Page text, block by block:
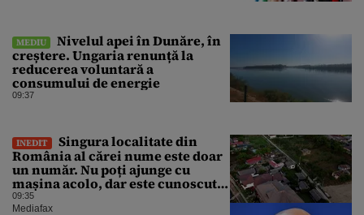
MEDIU
Nivelul apei în Dunăre, în
creștere. Ungaria renunță la
reducerea voluntară a
consumului de energie
09:37
INEDIT
Singura localitate din
România al cărei nume este doar
un număr. Nu poți ajunge cu
mașina acolo, dar este cunoscută
în lumea întreagă
09:35
Mediafax